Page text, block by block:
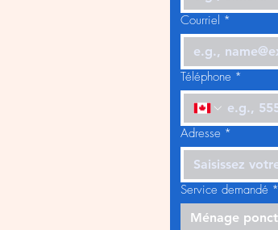
Courriel *
Téléphone *
Adresse *
Service demandé *
Ménage